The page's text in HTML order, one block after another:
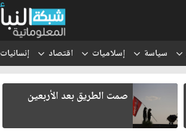
سياسة إسلاميات اقتصاد إنسانيات
صمت الطريق بعد الأربعين